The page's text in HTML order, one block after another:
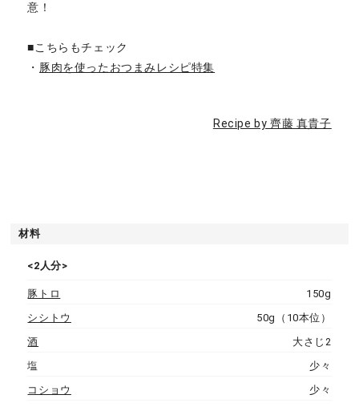
意！
■こちらもチェック
・ 豚肉を使ったおつまみレシピ特集
Recipe by 齊藤 真貴子
材料
<2人分>
豚トロ
150g
シシトウ
50g（10本位）
酒
大さじ2
塩
少々
コショウ
少々